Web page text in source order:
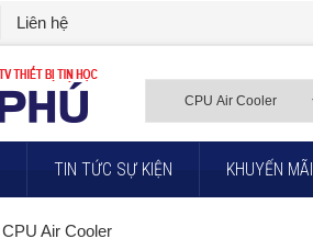
Liên hệ
TIN TỨC SỰ KIỆN
KHUYẾN MÃI
CPU Air Cooler